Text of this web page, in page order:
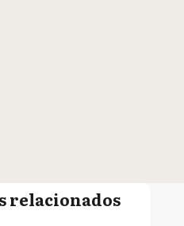
relacionados